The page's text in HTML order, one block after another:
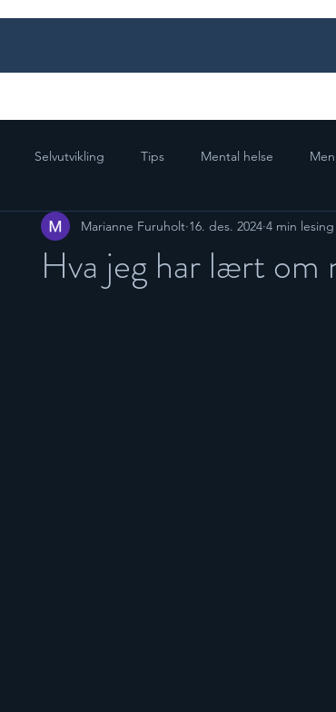
Selvutvikling Tips Mental helse
Følelser Stress
Hva jeg har lært om
Marianne Furuholt 16. des. 2024 4 min lesing